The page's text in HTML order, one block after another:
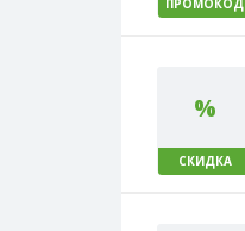
ПРОМОКОД
%
СКИДКА